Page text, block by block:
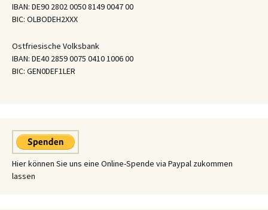
IBAN: DE90 2802 0050 8149 0047 00
BIC: OLBODEH2XXX
Ostfriesische Volksbank
IBAN: DE40 2859 0075 0410 1006 00
BIC: GEN0DEF1LER
Hier können Sie uns eine Online-Spende via Paypal zukommen
lassen